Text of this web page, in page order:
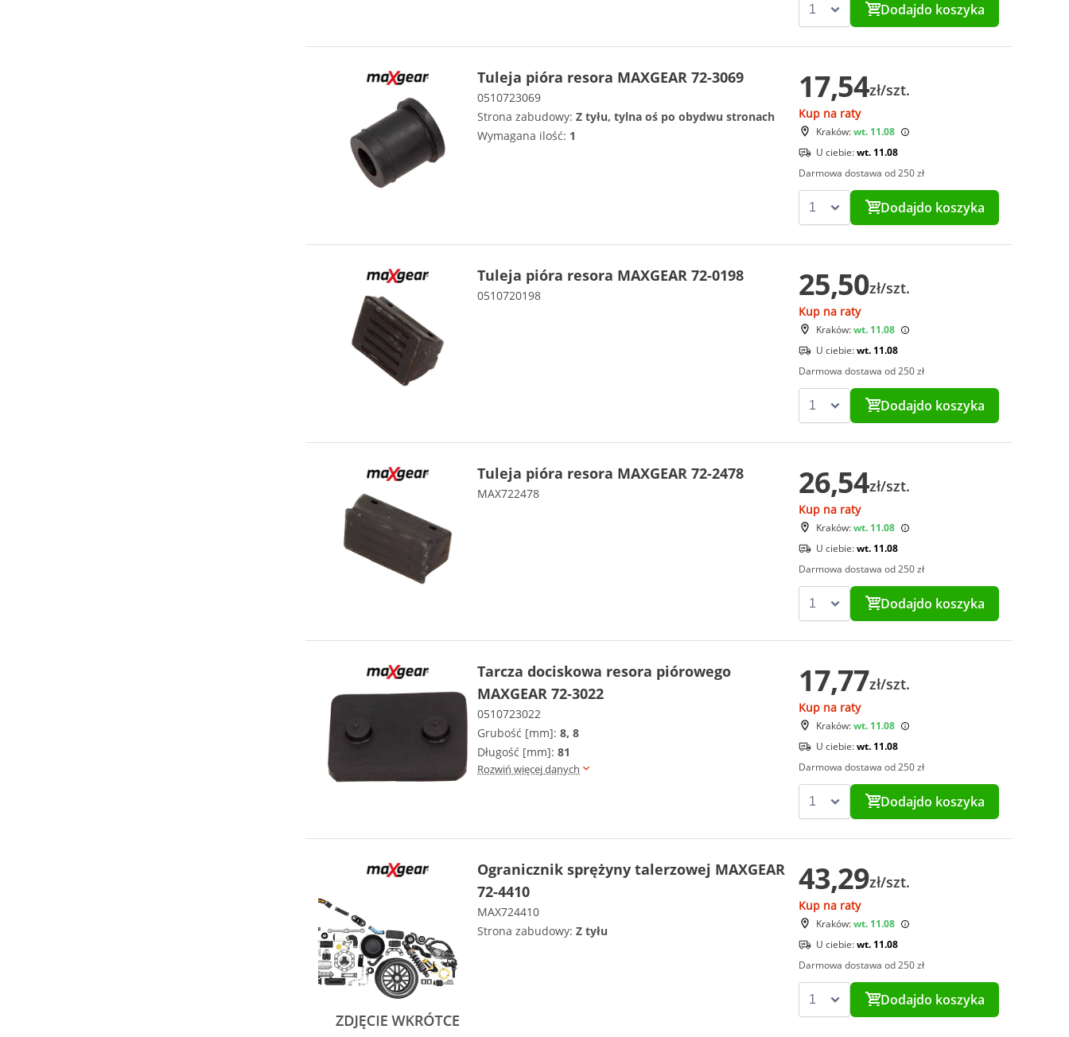
Dodajdo koszyka
Tuleja pióra resora MAXGEAR 72-3069
0510723069
Strona zabudowy: Z tyłu, tylna oś po obydwu stronach
Wymagana ilość: 1
17,54zł/szt.
Kup na raty
Kraków:wt. 11.08
U ciebie:wt. 11.08
Darmowa dostawa od 250 zł
Dodajdo koszyka
Tuleja pióra resora MAXGEAR 72-0198
0510720198 25,50zł/szt.
Kup na raty
Kraków:wt. 11.08
U ciebie:wt. 11.08
Darmowa dostawa od 250 zł
Dodajdo koszyka
Tuleja pióra resora MAXGEAR 72-2478
MAX722478 26,54zł/szt.
Kup na raty
Kraków:wt. 11.08
U ciebie:wt. 11.08
Darmowa dostawa od 250 zł
Dodajdo koszyka
Tarcza dociskowa resora piórowego
MAXGEAR 72-3022
0510723022
Grubość [mm]: 8, 8
Długość [mm]: 81
Rozwiń więcej danych
17,77zł/szt.
Kup na raty
Kraków:wt. 11.08
U ciebie:wt. 11.08
Darmowa dostawa od 250 zł
Dodajdo koszyka
Ogranicznik sprężyny talerzowej MAXGEAR
72-4410
MAX724410
Strona zabudowy: Z tyłu
43,29zł/szt.
Kup na raty
Kraków:wt. 11.08
U ciebie:wt. 11.08
Darmowa dostawa od 250 zł
Dodajdo koszyka